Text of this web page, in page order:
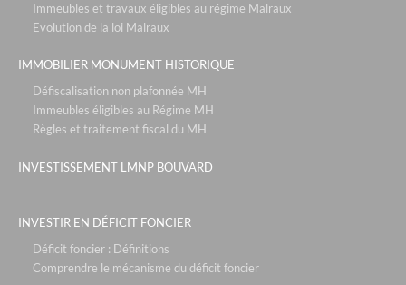
Immeubles et travaux éligibles au régime Malraux
Evolution de la loi Malraux
IMMOBILIER MONUMENT HISTORIQUE
Défiscalisation non plafonnée MH
Immeubles éligibles au Régime MH
Règles et traitement fiscal du MH
INVESTISSEMENT LMNP BOUVARD
INVESTIR EN DÉFICIT FONCIER
Déficit foncier : Définitions
Comprendre le mécanisme du déficit foncier